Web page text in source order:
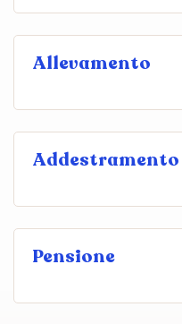
Allevamento
Addestramento
Pensione